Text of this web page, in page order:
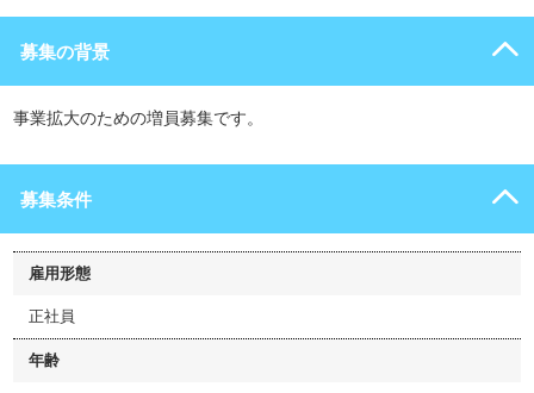
募集の背景
事業拡大のための増員募集です。
募集条件
雇用形態
正社員
年齢